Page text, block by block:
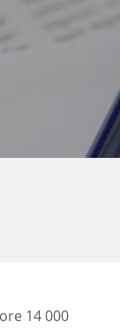
14 000